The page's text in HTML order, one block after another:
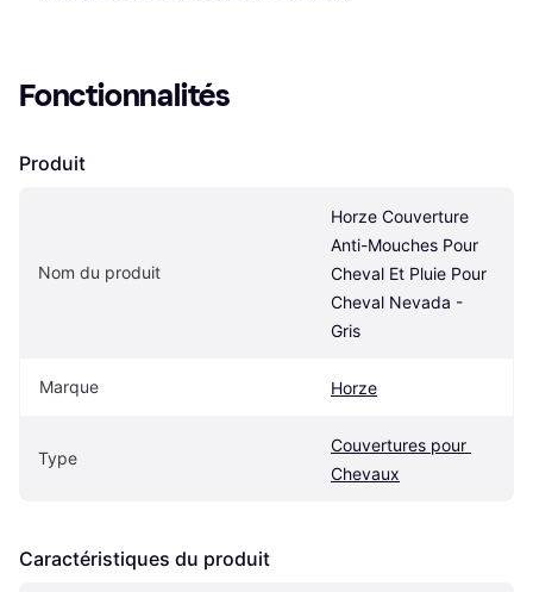
Fonctionnalités
Produit
Nom du produit
Horze Couverture
Anti-Mouches Pour
Cheval Et Pluie Pour
Cheval Nevada -
Gris
Marque Horze
Type
Couvertures pour
Chevaux
Caractéristiques du produit